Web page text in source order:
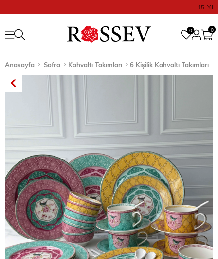
15. Yıl
0
0
Anasayfa Sofra Kahvaltı Takımları 6 Kişilik Kahvaltı Takımları